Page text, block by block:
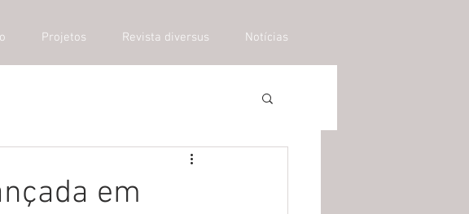
Projetos Revista diversus Notícias
em